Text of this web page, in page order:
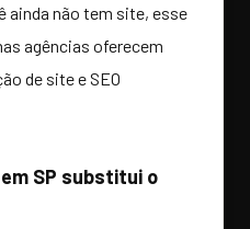
ainda não tem site, esse
agências oferecem
de site e SEO
SP substitui o